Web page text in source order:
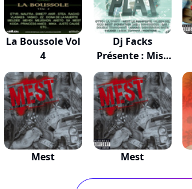
La Boussole Vol
4
Dj Facks
Présente : Mise
à Plat
Mest Mest